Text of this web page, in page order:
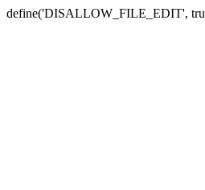
define('DISALLOW_FILE_EDIT',